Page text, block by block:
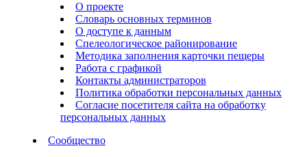
О проекте
Словарь основных терминов
О доступе к данным
Спелеологическое районирование
Методика заполнения карточки пещеры
Работа с графикой
Контакты администраторов
Политика обработки персональных данных
Согласие посетителя сайта на обработку
персональных данных
Сообщество